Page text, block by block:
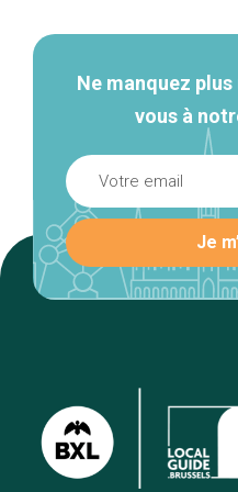
Ne manquez
vous à